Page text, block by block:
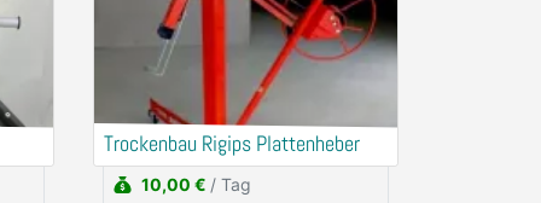
Trockenbau Rigips Plattenheber
10,00 € / Tag